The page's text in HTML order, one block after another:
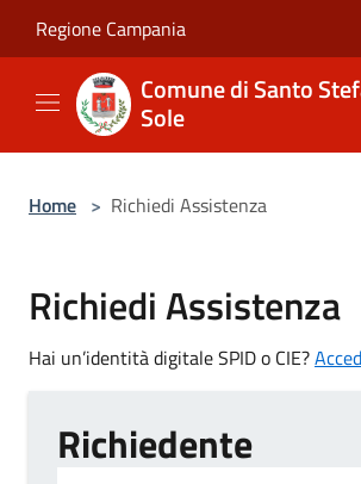
Regione Campania
Comune di Santo
Sole
Home > Richiedi Assistenza
Richiedi Assistenza
Hai un’identità digitale SPID o CIE?
Richiedente